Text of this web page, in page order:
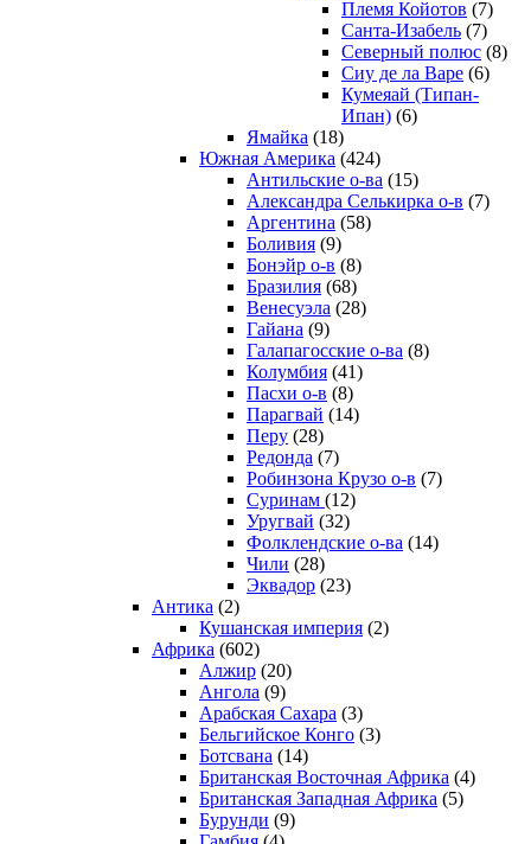
Племя Койотов (7)
Санта-Изабель (7)
Северный полюс (8)
Сиу де ла Варе (6)
Кумеяай (Типан-
Ипан) (6)
Ямайка (18)
Южная Америка (424)
Антильские о-ва (15)
Александра Селькирка о-в (7)
Аргентина (58)
Боливия (9)
Бонэйр о-в (8)
Бразилия (68)
Венесуэла (28)
Гайана (9)
Галапагосские о-ва (8)
Колумбия (41)
Пасхи о-в (8)
Парагвай (14)
Перу (28)
Редонда (7)
Робинзона Крузо о-в (7)
Суринам (12)
Уругвай (32)
Фолклендские о-ва (14)
Чили (28)
Эквадор (23)
Антика (2)
Кушанская империя (2)
Африка (602)
Алжир (20)
Ангола (9)
Арабская Сахара (3)
Бельгийское Конго (3)
Ботсвана (14)
Британская Восточная Африка (4)
Британская Западная Африка (5)
Бурунди (9)